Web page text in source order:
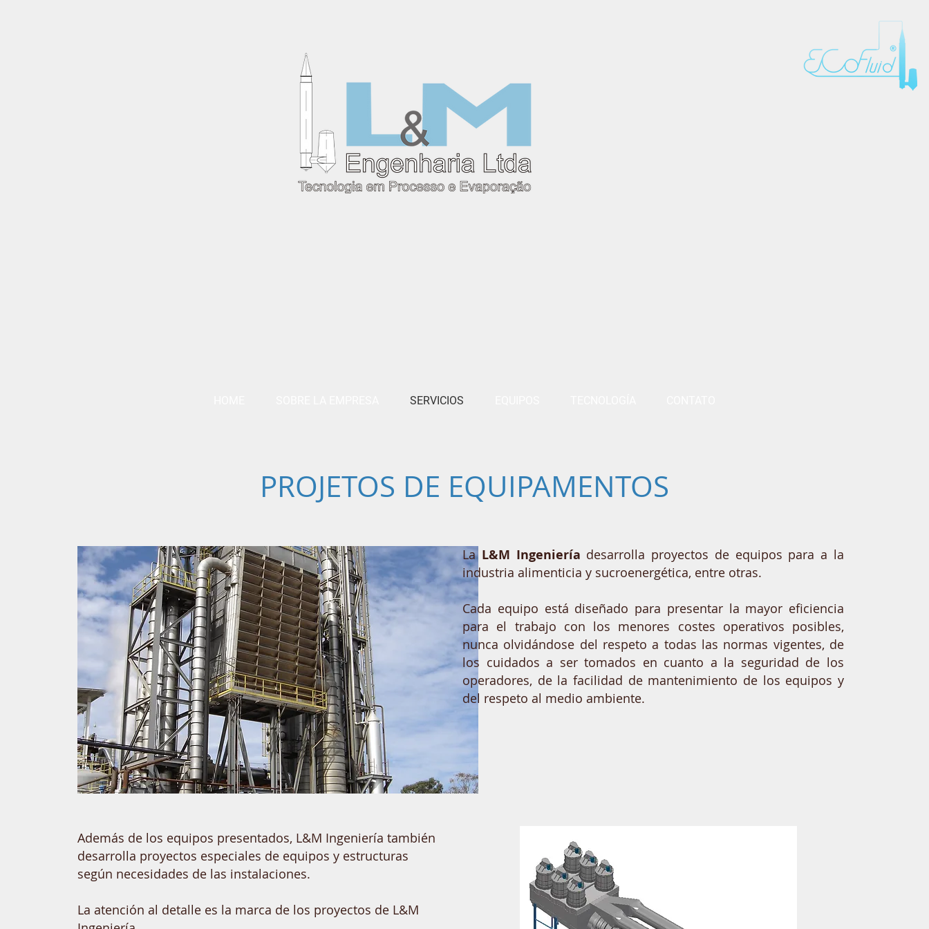
SERVICIOS
PROJETOS DE EQUIPAMENTOS
La L&M Ingeniería desarrolla proyectos de equipos para a la
industria alimenticia y sucroenergética, entre otras.
Cada equipo está diseñado para presentar la mayor eficiencia
para el trabajo con los menores costes operativos posibles,
nunca olvidándose del respeto a todas las normas vigentes, de
los cuidados a ser tomados en cuanto a la seguridad de los
operadores, de la facilidad de mantenimiento de los equipos y
del respeto al medio ambiente.
Además de los equipos presentados, L&M Ingeniería también
desarrolla proyectos especiales de equipos y estructuras
según necesidades de las instalaciones.
La atención al detalle es la marca de los proyectos de L&M